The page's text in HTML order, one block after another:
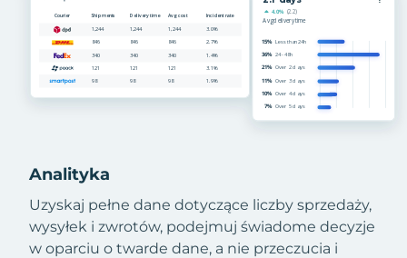
Analityka
Uzyskaj pełne dane dotyczące liczby sprzedaży,
wysyłek i zwrotów, podejmuj świadome decyzje
w oparciu o twarde dane, a nie przeczucia i